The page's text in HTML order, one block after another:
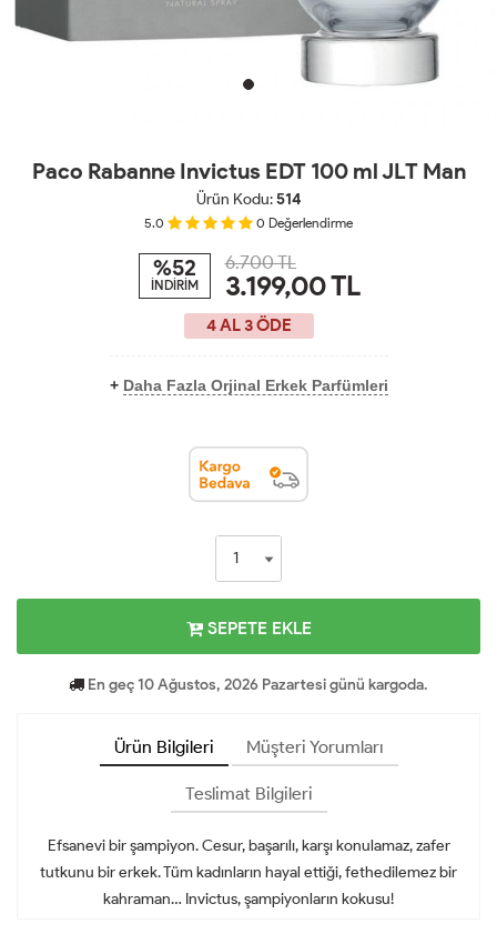
Paco Rabanne Invictus EDT 100 ml JLT Man
Ürün Kodu:514
5.0 0 Değerlendirme
%52
İNDİRİM
6.700 TL
3.199,00TL
4 AL 3 ÖDE
+ Daha Fazla Orjinal Erkek Parfümleri
SEPETE EKLE
En geç 10 Ağustos, 2026 Pazartesi günü kargoda.
Ürün Bilgileri Müşteri Yorumları
Teslimat Bilgileri
Efsanevi bir şampiyon. Cesur, başarılı, karşı konulamaz, zafer
tutkunu bir erkek. Tüm kadınların hayal ettiği, fethedilemez bir
kahraman… Invictus, şampiyonların kokusu!